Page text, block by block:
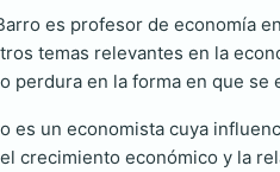
es profesor de economía
temas relevantes en la
perdura en la forma en que
es un economista cuya
crecimiento económico y la